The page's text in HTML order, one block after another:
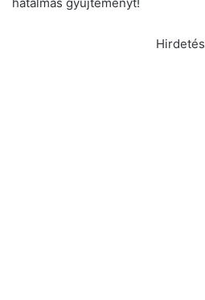
hatalmas gyűjteményt!
Hirdetés